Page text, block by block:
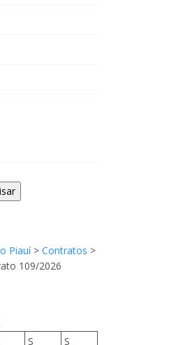
Piauí> Contratos >
109/2026
S S